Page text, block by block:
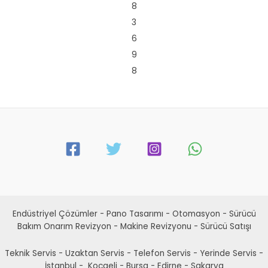
8
3
6
9
8
Endüstriyel Çözümler - Pano Tasarımı - Otomasyon - Sürücü
Bakım Onarım Revizyon - Makine Revizyonu - Sürücü Satışı
Teknik Servis - Uzaktan Servis - Telefon Servis - Yerinde Servis -